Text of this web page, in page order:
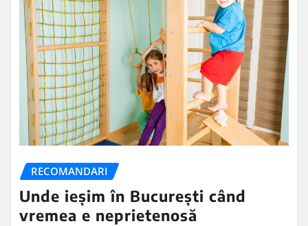
RECOMANDARI
Unde ieșim în București când
vremea e neprietenosă